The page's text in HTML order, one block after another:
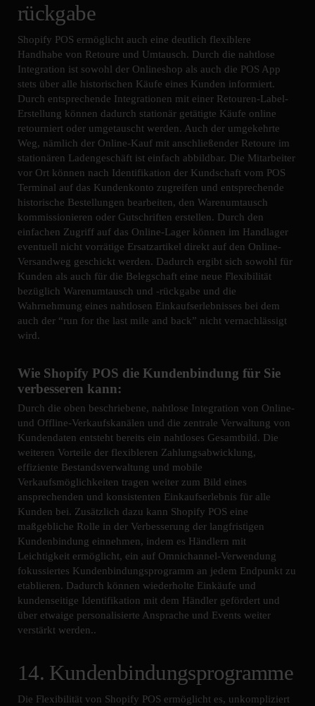
rückgabe
Shopify POS ermöglicht auch eine deutlich flexiblere
Handhabe von Retoure und Umtausch. Durch die nahtlose
Integration ist sowohl der Onlineshop als auch die POS App
stets über alle historischen Käufe eines Kunden informiert.
Durch entsprechende Integrationen mit einer Retouren-Label-
Erstellung können dadurch stationär getätigte Käufe online
retourniert oder umgetauscht werden. Auch der umgekehrte
Weg, nämlich der Online-Kauf mit anschließender Retoure im
stationären Ladengeschäft ist einfach abbildbar. Die Mitarbeiter
vor Ort können nach Identifikation der Kundschaft vom POS
Terminal auf das Kundenkonto zugreifen und entsprechende
historische Bestellungen bearbeiten, den Warenumtausch
kommissionieren oder Gutschriften erstellen. Durch den
einfachen Zugriff auf das Online-Lager können im Handlager
eventuell nicht vorrätige Ersatzartikel direkt auf den Online-
Versandweg geschickt werden. Dadurch ergibt sich sowohl für
Kunden als auch für die Belegschaft eine neue Flexibilität
bezüglich Warenumtausch und -rückgabe und die
Wahrnehmung eines nahtlosen Einkaufserlebnisses bei dem
auch der “run for the last mile and back” nicht vernachlässigt
wird.
Wie Shopify POS die Kundenbindung für Sie
verbesseren kann:
Durch die oben beschriebene, nahtlose Integration von Online-
und Offline-Verkaufskanälen und die zentrale Verwaltung von
Kundendaten entsteht bereits ein nahtloses Gesamtbild. Die
weiteren Vorteile der flexibleren Zahlungsabwicklung,
effiziente Bestandsverwaltung und mobile
Verkaufsmöglichkeiten tragen weiter zum Bild eines
ansprechenden und konsistenten Einkaufserlebnis für alle
Kunden bei. Zusätzlich dazu kann Shopify POS eine
maßgebliche Rolle in der Verbesserung der langfristigen
Kundenbindung einnehmen, indem es Händlern mit
Leichtigkeit ermöglicht, ein auf Omnichannel-Verwendung
fokussiertes Kundenbindungsprogramm an jedem Endpunkt zu
etablieren. Dadurch können wiederholte Einkäufe und
kundenseitige Identifikation mit dem Händler gefördert und
über etwaige personalisierte Ansprache und Events weiter
verstärkt werden..
14. Kundenbindungsprogramme
Die Flexibilität von Shopify POS ermöglicht es, unkompliziert